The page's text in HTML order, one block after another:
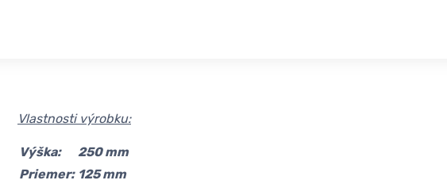
Vlastnosti výrobku:
Výška:
250 mm
Priemer: 125 mm